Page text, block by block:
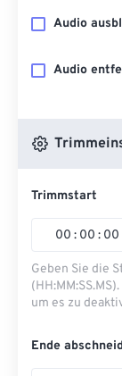
Audio
Audio
Trimmstart
00 : 00 : 00
Geben Sie die
um es zu
Ende